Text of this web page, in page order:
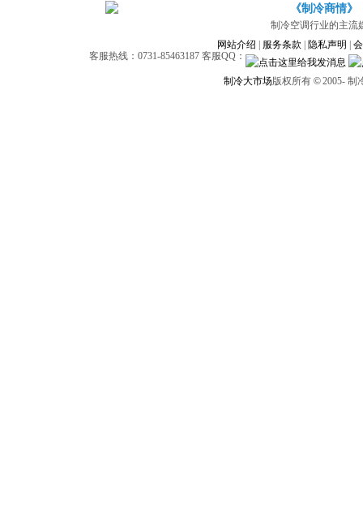
《制冷商情》
制冷空调行业的主流
网站介绍
服务条款 隐私声明
客服热线：0731-85463187 客服QQ：
制冷大市场版权所有 ©2005-制